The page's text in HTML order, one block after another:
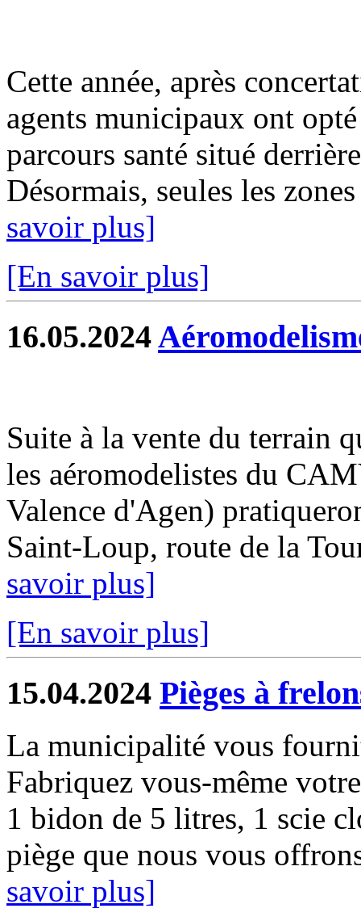
Cette année, après
agents municipaux ont
parcours santé situé
Désormais, seules les
savoir plus]
[En savoir plus]
16.05.2024
Suite à la vente du terrain
les aéromodelistes du
Valence d'Agen)
Saint-Loup, route de la
savoir plus]
[En savoir plus]
15.04.2024 Pièges à
La municipalité vous
Fabriquez vous-même
1 bidon de 5 litres, 1 scie
piège que nous vous
savoir plus]